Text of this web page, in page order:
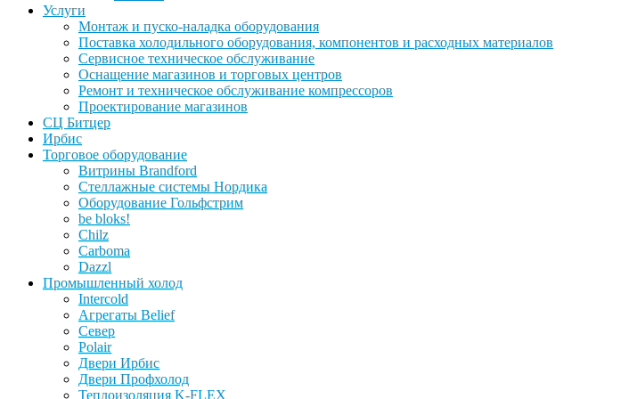
Услуги
Монтаж и пуско-наладка оборудования
Поставка холодильного оборудования, компонентов и расходных материалов
Сервисное техническое обслуживание
Оснащение магазинов и торговых центров
Ремонт и техническое обслуживание компрессоров
Проектирование магазинов
СЦ Битцер
Ирбис
Торговое оборудование
Витрины Brandford
Стеллажные системы Нордика
Оборудование Гольфстрим
be bloks!
Chilz
Carboma
Dazzl
Промышленный холод
Intercold
Агрегаты Belief
Север
Polair
Двери Ирбис
Двери Профхолод
Теплоизоляция K-FLEX